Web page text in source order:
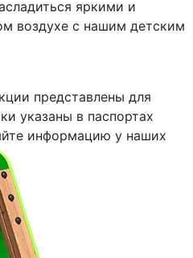
яркими и
воздухе с нашим детским
представлены для
указаны в паспортах
информацию у наших